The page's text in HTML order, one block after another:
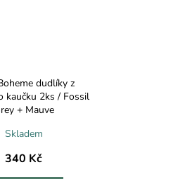
dudlíky z
kaučku 2ks / Fossil
+ Mauve
Skladem
340 Kč